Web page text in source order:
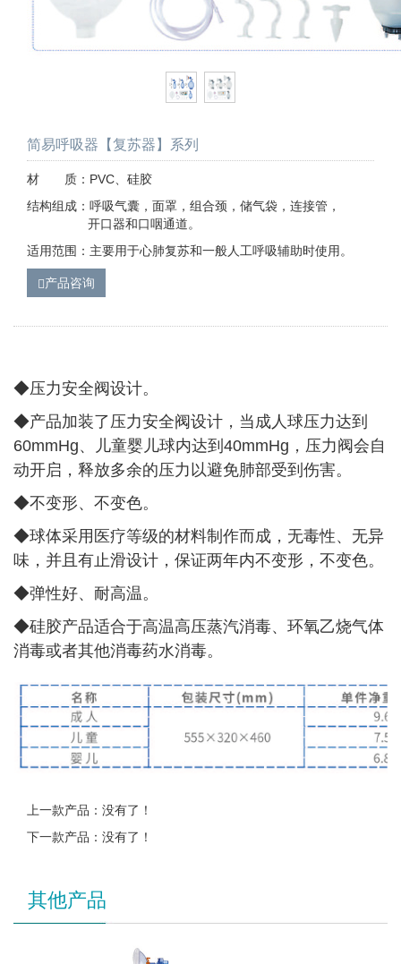
简易呼吸器【复苏器】系列
材 质：PVC、硅胶
结构组成：呼吸气囊，面罩，组合颈，储气袋，连接管，
开口器和口咽通道。
适用范围：主要用于心肺复苏和一般人工呼吸辅助时使用。
产品咨询
◆压力安全阀设计。
◆产品加装了压力安全阀设计，当成人球压力达到
60mmHg、儿童婴儿球内达到40mmHg，压力阀会自
动开启，释放多余的压力以避免肺部受到伤害。
◆不变形、不变色。
◆球体采用医疗等级的材料制作而成，无毒性、无异
味，并且有止滑设计，保证两年内不变形，不变色。
◆弹性好、耐高温。
◆硅胶产品适合于高温高压蒸汽消毒、环氧乙烧气体
消毒或者其他消毒药水消毒。
上一款产品：没有了！
下一款产品：没有了！
其他产品